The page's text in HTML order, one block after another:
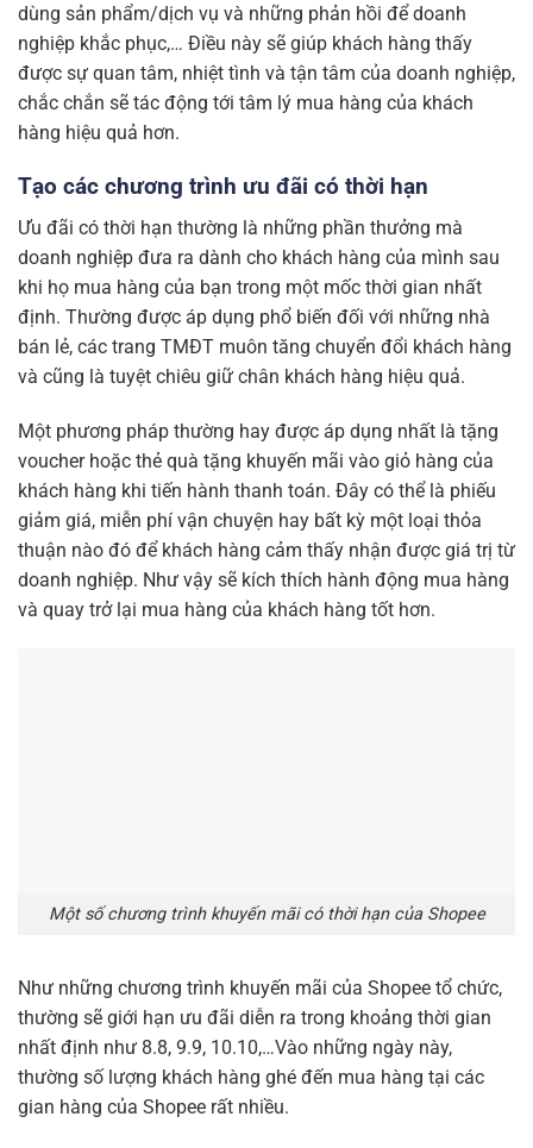
dùng sản phẩm/dịch vụ và những phản hồi để doanh
nghiệp khắc phục,… Điều này sẽ giúp khách hàng thấy
được sự quan tâm, nhiệt tình và tận tâm của doanh nghiệp,
chắc chắn sẽ tác động tới tâm lý mua hàng của khách
hàng hiệu quả hơn.
Tạo các chương trình ưu đãi có thời hạn
Ưu đãi có thời hạn thường là những phần thưởng mà
doanh nghiệp đưa ra dành cho khách hàng của mình sau
khi họ mua hàng của bạn trong một mốc thời gian nhất
định. Thường được áp dụng phổ biến đối với những nhà
bán lẻ, các trang TMĐT muôn tăng chuyển đổi khách hàng
và cũng là tuyệt chiêu giữ chân khách hàng hiệu quả.
Một phương pháp thường hay được áp dụng nhất là tặng
voucher hoặc thẻ quà tặng khuyến mãi vào giỏ hàng của
khách hàng khi tiến hành thanh toán. Đây có thể là phiếu
giảm giá, miễn phí vận chuyện hay bất kỳ một loại thỏa
thuận nào đó để khách hàng cảm thấy nhận được giá trị từ
doanh nghiệp. Như vậy sẽ kích thích hành động mua hàng
và quay trở lại mua hàng của khách hàng tốt hơn.
Một số chương trình khuyến mãi có thời hạn của Shopee
Như những chương trình khuyến mãi của Shopee tổ chức,
thường sẽ giới hạn ưu đãi diễn ra trong khoảng thời gian
nhất định như 8.8, 9.9, 10.10,…Vào những ngày này,
thường số lượng khách hàng ghé đến mua hàng tại các
gian hàng của Shopee rất nhiều.